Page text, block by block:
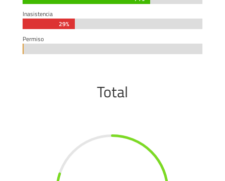
Inasistencia
29%
29%
Permiso
Total